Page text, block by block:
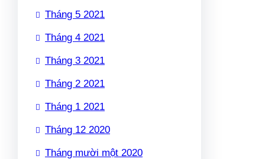
Tháng 5 2021
Tháng 4 2021
Tháng 3 2021
Tháng 2 2021
Tháng 1 2021
Tháng 12 2020
Tháng mười một 2020